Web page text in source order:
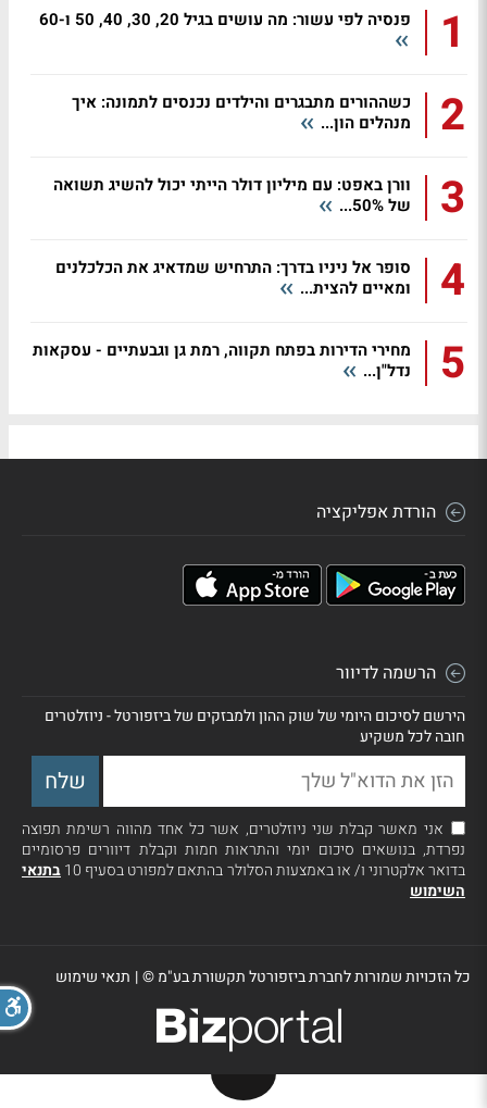
1 פנסיה לפי עשור: מה עושים בגיל 20, 30, 40, 50 ו-60
2
כשההורים מתבגרים והילדים נכנסים לתמונה: איך
מנהלים הון...
3
וורן באפט: עם מיליון דולר הייתי יכול להשיג תשואה
של 50%...
4
סופר אל ניניו בדרך: התרחיש שמדאיג את הכלכלנים
ומאיים להצית...
5
מחירי הדירות בפתח תקווה, רמת גן וגבעתיים - עסקאות
נדל"ן...
הורדת אפליקציה
הרשמה לדיוור
הירשם לסיכום היומי של שוק ההון ולמבזקים של ביזפורטל - ניוזלטרים
חובה לכל משקיע
אני מאשר קבלת שני ניוזלטרים, אשר כל אחד מהווה רשימת תפוצה
נפרדת, בנושאים סיכום יומי והתראות חמות וקבלת דיוורים פרסומיים
בדואר אלקטרוני ו/ או באמצעות הסלולר בהתאם למפורט בסעיף 10
בתנאי
השימוש
כל הזכויות שמורות לחברת ביזפורטל תקשורת בע"מ ©| תנאי שימוש